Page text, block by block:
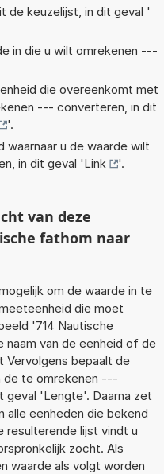
de keuzelijst, in dit geval '
in die u wilt omrekenen ---
die overeenkomt met
--- converteren, in dit
'.
u de waarde wilt
in dit geval 'Link '.
van deze
fathom naar
om de waarde in te
die moet
'714 Nautische
naam van de eenheid of de
Vervolgens bepaalt de
de te omrekenen ---
geval 'Lengte'. Daarna zet
alle eenheden die bekend
resulterende lijst vindt u
zocht. Als
waarde als volgt worden